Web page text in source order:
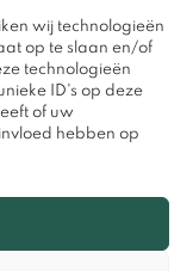
wij technologieën
op te slaan en/of
technologieën
ID's op deze
of uw
hebben op